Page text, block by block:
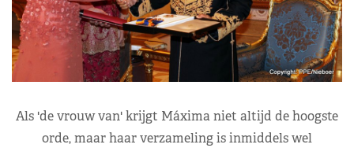
Als 'de vrouw van' krijgt Máxima niet altijd de hoogste
orde, maar haar verzameling is inmiddels wel